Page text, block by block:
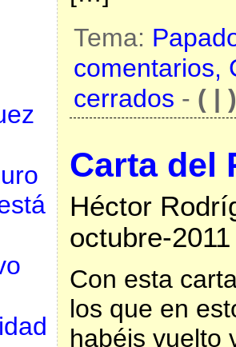
Tema:
comentarios,
cerrados - ( | )
Carta del
Héctor
octubre-2011
Con esta
los que en
habéis vuelto